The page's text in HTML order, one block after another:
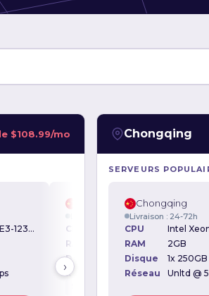
$108.99/mo
Intel Xeon E3-1230v2 3.30GHz
Hong Kong
Livraison : 24-72h
CPU
Intel Xeon E-2234 3.6GHz
RAM
8GB
Disque
1x 240GB
Réseau
5TB @ 1Gbps
›
Chongqing
SERVEURS
Chongqing
Livraison : 24-72h
CPU
RAM
2GB
Disque
1x 250GB
Réseau
Unltd @